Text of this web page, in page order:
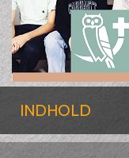
INDHOLD